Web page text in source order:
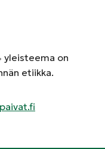
yleisteema on
etiikka.